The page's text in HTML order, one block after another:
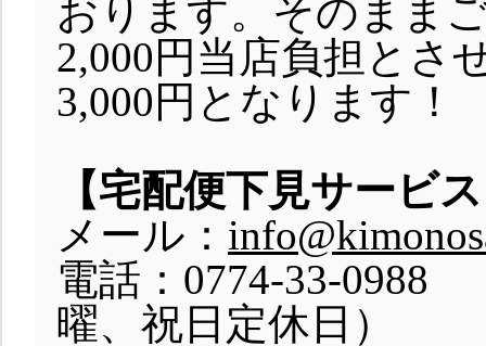
おります。そのまま
2,000円当店負担とさ
3,000円となります！
【宅配便下見サービ
メール：
電話：0774-33-0988
曜、祝日定休日）